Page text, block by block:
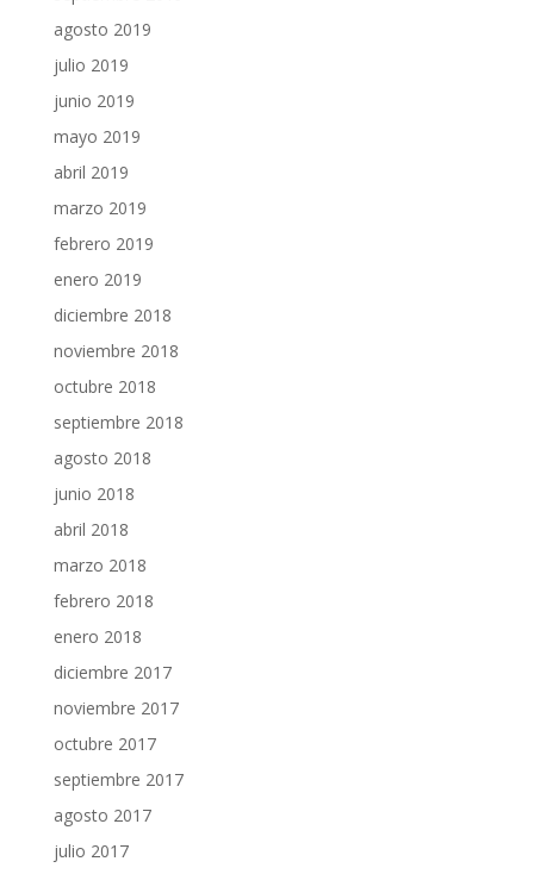
agosto 2019
julio 2019
junio 2019
mayo 2019
abril 2019
marzo 2019
febrero 2019
enero 2019
diciembre 2018
noviembre 2018
octubre 2018
septiembre 2018
agosto 2018
junio 2018
abril 2018
marzo 2018
febrero 2018
enero 2018
diciembre 2017
noviembre 2017
octubre 2017
septiembre 2017
agosto 2017
julio 2017